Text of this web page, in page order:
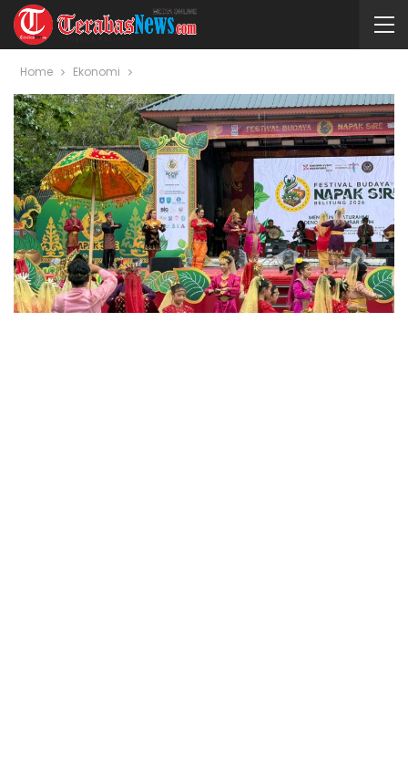
Home Ekonomi